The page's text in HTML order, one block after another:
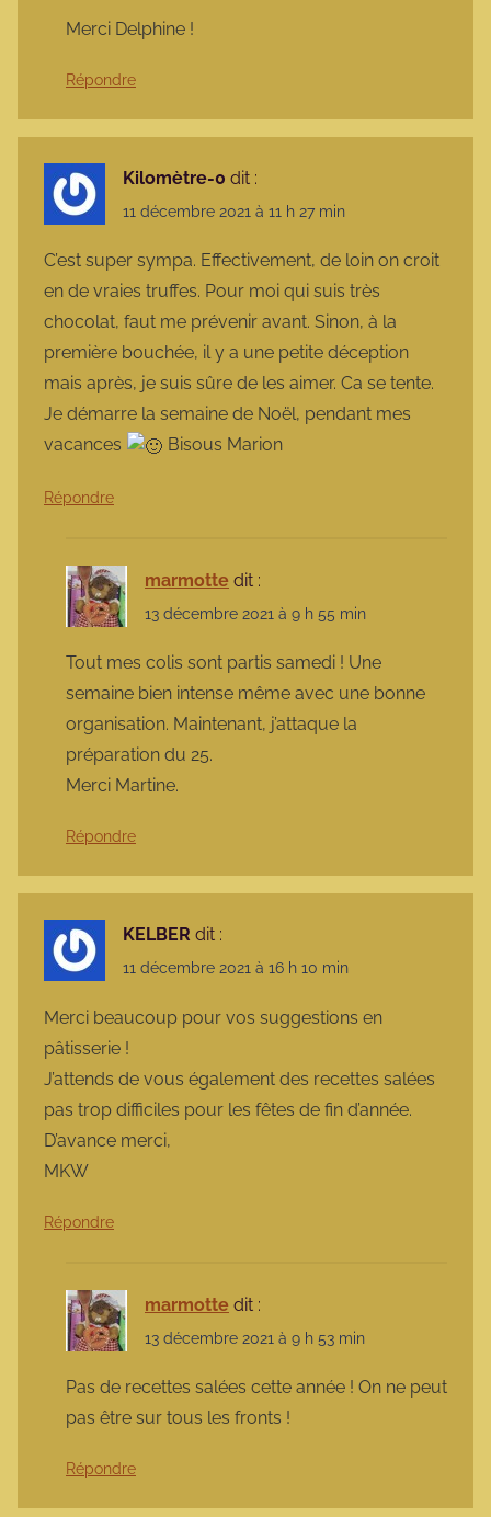
Merci Delphine !
Répondre
Kilomètre-0 dit :
11 décembre 2021 à 11 h 27 min
C’est super sympa. Effectivement, de loin on croit
en de vraies truffes. Pour moi qui suis très
chocolat, faut me prévenir avant. Sinon, à la
première bouchée, il y a une petite déception
mais après, je suis sûre de les aimer. Ca se tente.
Je démarre la semaine de Noël, pendant mes
vacances
Bisous Marion
Répondre
marmotte dit :
13 décembre 2021 à 9 h 55 min
Tout mes colis sont partis samedi ! Une
semaine bien intense même avec une bonne
organisation. Maintenant, j’attaque la
préparation du 25.
Merci Martine.
Répondre
KELBER dit :
11 décembre 2021 à 16 h 10 min
Merci beaucoup pour vos suggestions en
pâtisserie !
J’attends de vous également des recettes salées
pas trop difficiles pour les fêtes de fin d’année.
D’avance merci,
MKW
Répondre
marmotte dit :
13 décembre 2021 à 9 h 53 min
Pas de recettes salées cette année ! On ne peut
pas être sur tous les fronts !
Répondre